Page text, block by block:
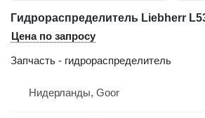
Цена по запросу
Запчасть - гидрораспределитель
Нидерланды, Goor